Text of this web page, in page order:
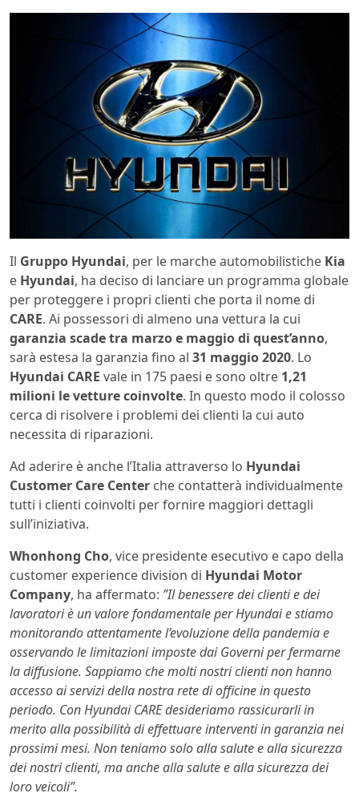
Il Gruppo Hyundai, per le marche automobilistiche Kia
e Hyundai, ha deciso di lanciare un programma globale
per proteggere i propri clienti che porta il nome di
CARE. Ai possessori di almeno una vettura la cui
garanzia scade tra marzo e maggio di quest’anno,
sarà estesa la garanzia fino al 31 maggio 2020. Lo
Hyundai CARE vale in 175 paesi e sono oltre 1,21
milioni le vetture coinvolte. In questo modo il colosso
cerca di risolvere i problemi dei clienti la cui auto
necessita di riparazioni.
Ad aderire è anche l’Italia attraverso lo Hyundai
Customer Care Center che contatterà individualmente
tutti i clienti coinvolti per fornire maggiori dettagli
sull’iniziativa.
Whonhong Cho, vice presidente esecutivo e capo della
customer experience division di Hyundai Motor
Company, ha affermato: ”Il benessere dei clienti e dei
lavoratori è un valore fondamentale per Hyundai e stiamo
monitorando attentamente l’evoluzione della pandemia e
osservando le limitazioni imposte dai Governi per fermarne
la diffusione. Sappiamo che molti nostri clienti non hanno
accesso ai servizi della nostra rete di officine in questo
periodo. Con Hyundai CARE desideriamo rassicurarli in
merito alla possibilità di effettuare interventi in garanzia nei
prossimi mesi. Non teniamo solo alla salute e alla sicurezza
dei nostri clienti, ma anche alla salute e alla sicurezza dei
loro veicoli”.